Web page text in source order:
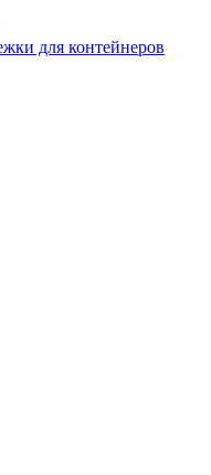
для контейнеров